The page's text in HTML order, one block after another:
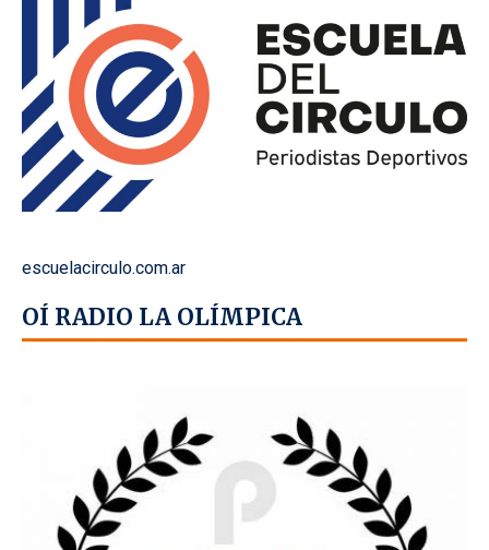
escuelacirculo.com.ar
OÍ RADIO LA OLÍMPICA